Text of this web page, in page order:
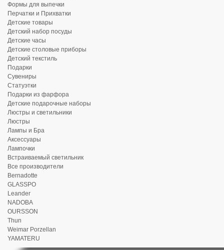
Формы для выпечки
Перчатки и Прихватки
Детские товары
Детский набор посуды
Детские часы
Детские столовые приборы
Детский текстиль
Подарки
Сувениры
Статуэтки
Подарки из фарфора
Детские подарочные наборы
Люстры и светильники
Люстры
Лампы и Бра
Аксессуары
Лампочки
Встраиваемый светильник
Все производители
Bernadotte
GLASSPO
Leander
NADOBA
OURSSON
Thun
Weimar Porzellan
YAMATERU